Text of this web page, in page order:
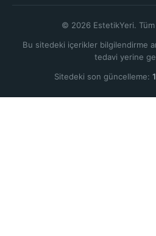
© 2026 EstetikYeri. Tüm
Bu sitedeki içerikler bilgilendirme
tedavi yerine
Sitedeki son güncelleme: